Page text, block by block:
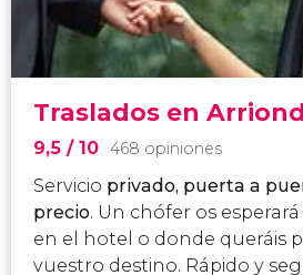
Traslados en
9,5 / 10 468 opiniones
Servicio privado, puerta a
precio. Un chófer os
en el hotel o donde queráis
vuestro destino. Rápido y